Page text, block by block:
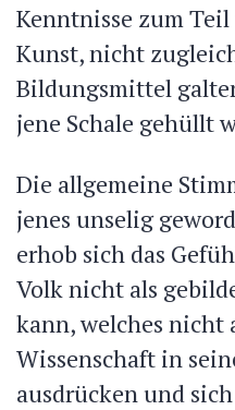
Kenntnisse zum
Kunst, nicht
Bildungsmittel
jene Schale gehüllt
Die allgemeine
jenes unselig
erhob sich das
Volk nicht als
kann, welches nicht
Wissenschaft in
ausdrücken und